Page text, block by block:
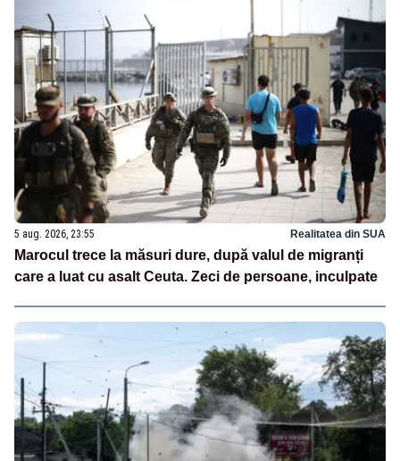
5 aug. 2026, 23:55 Realitatea din SUA
Marocul trece la măsuri dure, după valul de migranți
care a luat cu asalt Ceuta. Zeci de persoane, inculpate